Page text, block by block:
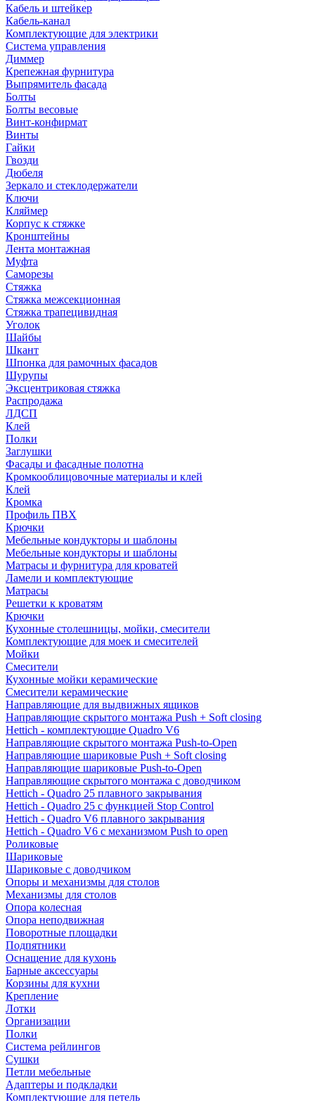
Кабель и штейкер
Кабель-канал
Комплектующие для электрики
Система управления
Диммер
Крепежная фурнитура
Выпрямитель фасада
Болты
Болты весовые
Винт-конфирмат
Винты
Гайки
Гвозди
Дюбеля
Зеркало и стеклодержатели
Ключи
Кляймер
Корпус к стяжке
Кронштейны
Лента монтажная
Муфта
Саморезы
Стяжка
Стяжка межсекционная
Стяжка трапецивидная
Уголок
Шайбы
Шкант
Шпонка для рамочных фасадов
Шурупы
Эксцентриковая стяжка
Распродажа
ЛДСП
Клей
Полки
Заглушки
Фасады и фасадные полотна
Кромкооблицовочные материалы и клей
Клей
Кромка
Профиль ПВХ
Крючки
Мебельные кондукторы и шаблоны
Мебельные кондукторы и шаблоны
Матрасы и фурнитура для кроватей
Ламели и комплектующие
Матрасы
Решетки к кроватям
Крючки
Кухонные столешницы, мойки, смесители
Комплектующие для моек и смесителей
Мойки
Смесители
Кухонные мойки керамические
Смесители керамические
Направляющие для выдвижных ящиков
Направляющие скрытого монтажа Push + Soft closing
Hettich - комплектующие Quadro V6
Направляющие скрытого монтажа Push-to-Open
Направляющие шариковые Push + Soft closing
Направляющие шариковые Push-to-Open
Направляющие скрытого монтажа с доводчиком
Hettich - Quadro 25 плавного закрывания
Hettich - Quadro 25 с функцией Stop Control
Hettich - Quadro V6 плавного закрывания
Hettich - Quadro V6 с механизмом Push to open
Роликовые
Шариковые
Шариковые с доводчиком
Опоры и механизмы для столов
Механизмы для столов
Опора колесная
Опора неподвижная
Поворотные площадки
Подпятники
Оснащение для кухонь
Барные аксессуары
Корзины для кухни
Крепление
Лотки
Организации
Полки
Система рейлингов
Сушки
Петли мебельные
Адаптеры и подкладки
Комплектующие для петель